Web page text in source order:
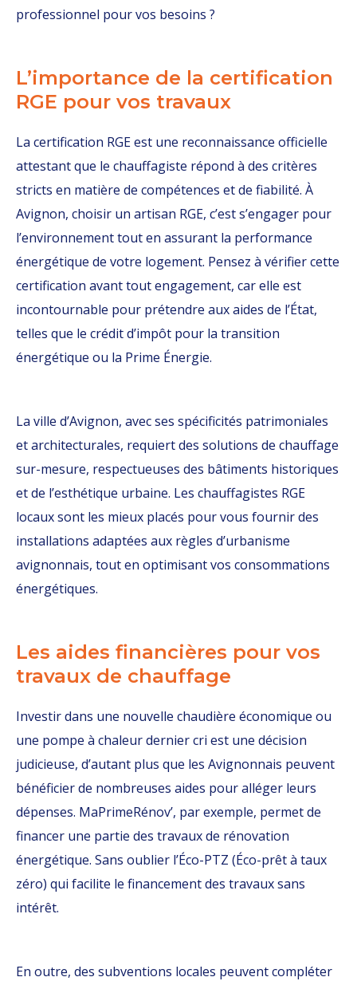
professionnel pour vos besoins ?
L’importance de la certification
RGE pour vos travaux
La certification RGE est une reconnaissance officielle
attestant que le chauffagiste répond à des critères
stricts en matière de compétences et de fiabilité. À
Avignon, choisir un artisan RGE, c’est s’engager pour
l’environnement tout en assurant la performance
énergétique de votre logement. Pensez à vérifier cette
certification avant tout engagement, car elle est
incontournable pour prétendre aux aides de l’État,
telles que le crédit d’impôt pour la transition
énergétique ou la Prime Énergie.
La ville d’Avignon, avec ses spécificités patrimoniales
et architecturales, requiert des solutions de chauffage
sur-mesure, respectueuses des bâtiments historiques
et de l’esthétique urbaine. Les chauffagistes RGE
locaux sont les mieux placés pour vous fournir des
installations adaptées aux règles d’urbanisme
avignonnais, tout en optimisant vos consommations
énergétiques.
Les aides financières pour vos
travaux de chauffage
Investir dans une nouvelle chaudière économique ou
une pompe à chaleur dernier cri est une décision
judicieuse, d’autant plus que les Avignonnais peuvent
bénéficier de nombreuses aides pour alléger leurs
dépenses. MaPrimeRénov’, par exemple, permet de
financer une partie des travaux de rénovation
énergétique. Sans oublier l’Éco-PTZ (Éco-prêt à taux
zéro) qui facilite le financement des travaux sans
intérêt.
En outre, des subventions locales peuvent compléter